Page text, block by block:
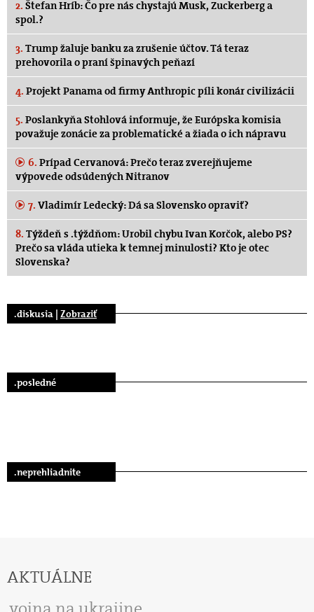
2. Štefan Hríb: Čo pre nás chystajú Musk, Zuckerberg a
spol.?
3. Trump žaluje banku za zrušenie účtov. Tá teraz
prehovorila o praní špinavých peňazí
4. Projekt Panama od firmy Anthropic píli konár civilizácii
5. Poslankyňa Stohlová informuje, že Európska komisia
považuje zonácie za problematické a žiada o ich nápravu
6. Prípad Cervanová: Prečo teraz zverejňujeme
výpovede odsúdených Nitranov
7. Vladimír Ledecký: Dá sa Slovensko opraviť?
8. Týždeň s .týždňom: Urobil chybu Ivan Korčok, alebo PS?
Prečo sa vláda utieka k temnej minulosti? Kto je otec
Slovenska?
.diskusia | Zobraziť
.posledné
.neprehliadnite
AKTUÁLNE